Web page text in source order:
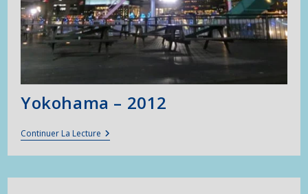
Yokohama – 2012
Continuer La LectureYokohama
–
2012